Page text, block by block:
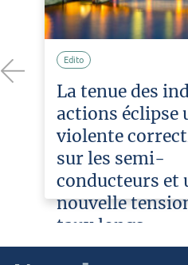
Edito
La tenue des
actions éclipse
violente
sur les semi-
conducteurs et
nouvelle
taux longs